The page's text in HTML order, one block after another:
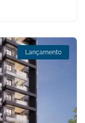
Lançamento